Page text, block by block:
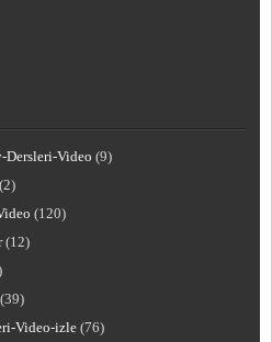
Video (9)
(2)
(120)
(12)
(39)
Video-izle (76)